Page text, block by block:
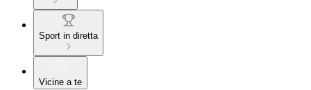
Sport in diretta
Vicine a te